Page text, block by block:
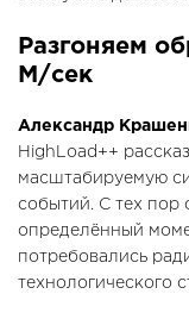
Разгоняем
М/сек
Александр
HighLoad++
масштабируемую
событий. С тех пор
определённый
потребовались
технологического